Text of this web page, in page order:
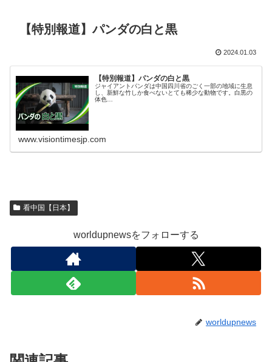
【特別報道】パンダの白と黒
2024.01.03
【特別報道】パンダの白と黒
ジャイアントパンダは中国四川省のごく一部の地域に生息
し、新鮮な竹しか食べないとても稀少な動物です。白黒の
体色…
www.visiontimesjp.com
看中国【日本】
worldupnewsをフォローする
worldupnews